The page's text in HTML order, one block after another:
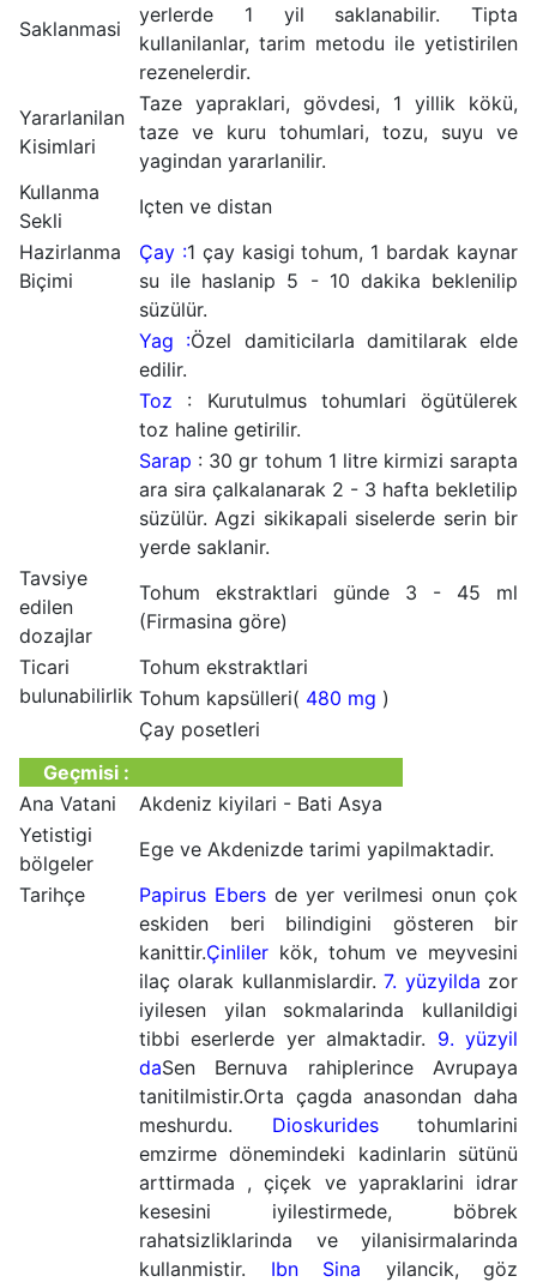
Saklanmasi
yerlerde 1 yil saklanabilir. Tipta
kullanilanlar, tarim metodu ile yetistirilen
rezenelerdir.
Yararlanilan
Kisimlari
Taze yapraklari, gövdesi, 1 yillik kökü,
taze ve kuru tohumlari, tozu, suyu ve
yagindan yararlanilir.
Kullanma
Sekli
Içten ve distan
Hazirlanma
Biçimi
Çay :1 çay kasigi tohum, 1 bardak kaynar
su ile haslanip 5 - 10 dakika beklenilip
süzülür.
Yag :Özel damiticilarla damitilarak elde
edilir.
Toz : Kurutulmus tohumlari ögütülerek
toz haline getirilir.
Sarap : 30 gr tohum 1 litre kirmizi sarapta
ara sira çalkalanarak 2 - 3 hafta bekletilip
süzülür. Agzi sikikapali siselerde serin bir
yerde saklanir.
Tavsiye
edilen
dozajlar
Tohum ekstraktlari günde 3 - 45 ml
(Firmasina göre)
Ticari
bulunabilirlik
Tohum ekstraktlari
Tohum kapsülleri( 480 mg )
Çay posetleri
Geçmisi :
Ana Vatani
Akdeniz kiyilari - Bati Asya
Yetistigi
bölgeler
Ege ve Akdenizde tarimi yapilmaktadir.
Tarihçe
Papirus Ebers de yer verilmesi onun çok
eskiden beri bilindigini gösteren bir
kanittir.Çinliler kök, tohum ve meyvesini
ilaç olarak kullanmislardir.7. yüzyilda zor
iyilesen yilan sokmalarinda kullanildigi
tibbi eserlerde yer almaktadir. 9. yüzyil
daSen Bernuva rahiplerince Avrupaya
tanitilmistir.Orta çagda anasondan daha
meshurdu. Dioskuridestohumlarini
emzirme dönemindeki kadinlarin sütünü
arttirmada , çiçek ve yapraklarini idrar
kesesini iyilestirmede, böbrek
rahatsizliklarinda ve yilanisirmalarinda
kullanmistir. Ibn Sina yilancik, göz